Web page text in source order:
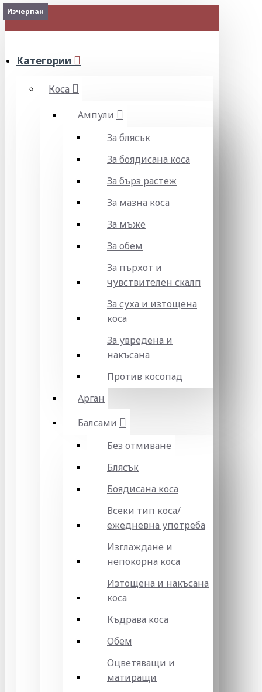
МЕНЮ
Категории
Коса
Ампули
За блясък
За боядисана коса
За бърз растеж
За мазна коса
За мъже
За обем
За пърхот и
чувствителен скалп
За суха и изтощена
коса
За увредена и
накъсана
Против косопад
Арган
Балсами
Без отмиване
Блясък
Боядисана коса
Всеки тип коса/
ежедневна употреба
Изглаждане и
непокорна коса
Изтощена и накъсана
коса
Къдрава коса
Обем
Оцветяващи и
матиращи
Изчерпан
Изчерпан